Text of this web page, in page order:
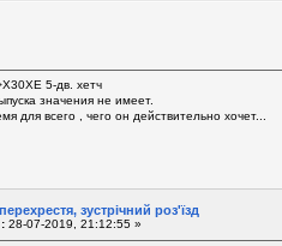
5-дв. хетч
значения не имеет.
для всего , чего он действительно хочет...
зустрічний роз'їзд
28-07-2019, 21:12:55 »